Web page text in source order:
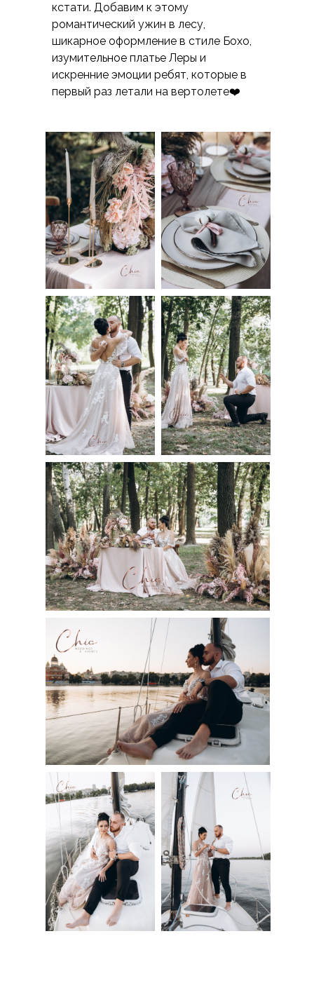
кстати. Добавим к этому
романтический ужин в лесу,
шикарное оформление в стиле Бохо,
изумительное платье Леры и
искренние эмоции ребят, которые в
первый раз летали на вертолете❤️